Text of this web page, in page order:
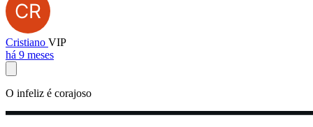
Cristiano VIP
há 9 meses
O infeliz é corajoso